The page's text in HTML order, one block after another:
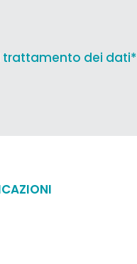
trattamento dei dati*